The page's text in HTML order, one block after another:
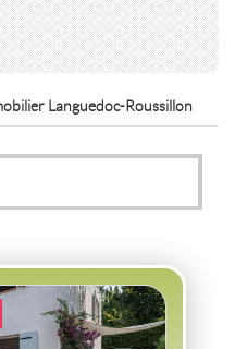
Languedoc-Roussillon
12ème (13012)